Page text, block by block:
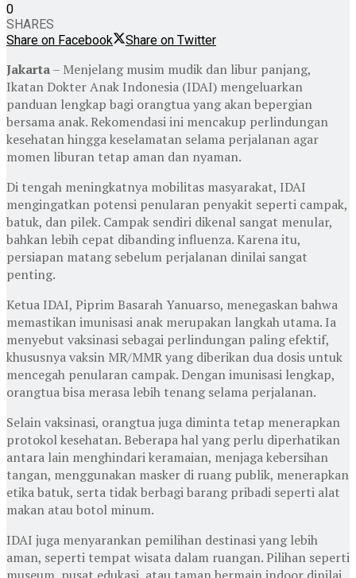
0
SHARES
Share on Facebook
Share on Twitter
Jakarta– Menjelang musim mudik dan libur panjang,
Ikatan Dokter Anak Indonesia (IDAI) mengeluarkan
panduan lengkap bagi orangtua yang akan bepergian
bersama anak. Rekomendasi ini mencakup perlindungan
kesehatan hingga keselamatan selama perjalanan agar
momen liburan tetap aman dan nyaman.
Di tengah meningkatnya mobilitas masyarakat, IDAI
mengingatkan potensi penularan penyakit seperti campak,
batuk, dan pilek. Campak sendiri dikenal sangat menular,
bahkan lebih cepat dibanding influenza. Karena itu,
persiapan matang sebelum perjalanan dinilai sangat
penting.
Ketua IDAI, Piprim Basarah Yanuarso, menegaskan bahwa
memastikan imunisasi anak merupakan langkah utama. Ia
menyebut vaksinasi sebagai perlindungan paling efektif,
khususnya vaksin MR/MMR yang diberikan dua dosis untuk
mencegah penularan campak. Dengan imunisasi lengkap,
orangtua bisa merasa lebih tenang selama perjalanan.
Selain vaksinasi, orangtua juga diminta tetap menerapkan
protokol kesehatan. Beberapa hal yang perlu diperhatikan
antara lain menghindari keramaian, menjaga kebersihan
tangan, menggunakan masker di ruang publik, menerapkan
etika batuk, serta tidak berbagi barang pribadi seperti alat
makan atau botol minum.
IDAI juga menyarankan pemilihan destinasi yang lebih
aman, seperti tempat wisata dalam ruangan. Pilihan seperti